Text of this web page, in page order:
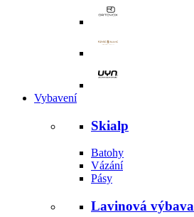
Vybavení
Skialp
Batohy
Vázání
Pásy
Lavinová výbava